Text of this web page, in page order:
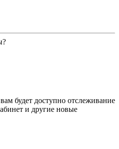
будет доступно отслеживание
и другие новые